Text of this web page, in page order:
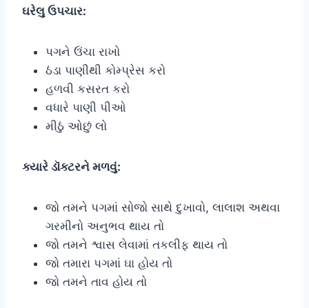
ઘરેલુ ઉપચાર:
પગને ઉંચા રાખો
ઠંડા પાણીથી કોમ્પ્રેસ કરો
હળવી કસરત કરો
વધારે પાણી પીઓ
મીઠું ઓછું લો
ક્યારે ડૉક્ટરને મળવું:
જો તમને પગમાં સોજો સાથે દુખાવો, લાલાશ અથવા
ગરમીનો અનુભવ થાય તો
જો તમને શ્વાસ લેવામાં તકલીફ થાય તો
જો તમારા પગમાં ઘા હોય તો
જો તમને તાવ હોય તો